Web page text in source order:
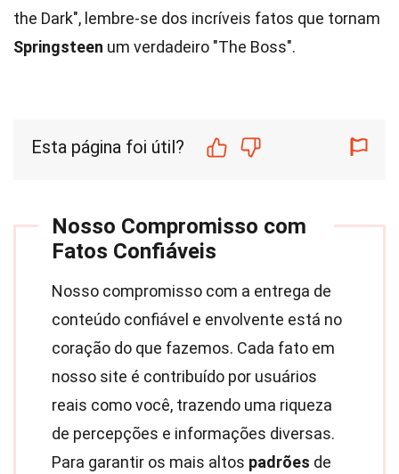
the Dark", lembre-se dos incríveis fatos que tornam
Springsteen um verdadeiro "The Boss".
Esta página foi útil?
Nosso Compromisso com
Fatos Confiáveis
Nosso compromisso com a entrega de
conteúdo confiável e envolvente está no
coração do que fazemos. Cada fato em
nosso site é contribuído por usuários
reais como você, trazendo uma riqueza
de percepções e informações diversas.
Para garantir os mais altos padrões de